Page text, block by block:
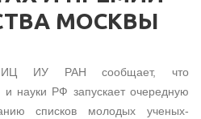
МОСКВЫ
ИУ РАН сообщает, что
и науки РФ запускает очередную
списков молодых ученых-